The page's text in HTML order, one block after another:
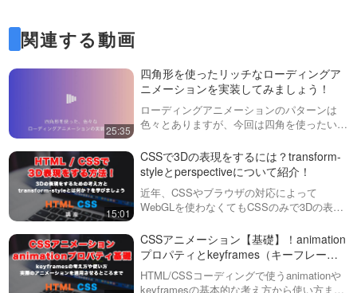
関連する動画
25:35
四角形を使ったリッチなローディングア
ニメーションを実装してみましょう！
ローディングアニメーションのパターンは
色々とありますが、今回は四角を使ったいく
ディア次第で色々な形にできますので、この
動画で基本的な考え方を学びましょう。
JS…
15:01
CSSで3Dの表現をするには？transform-
styleとperspectiveについて紹介！
近年、CSSやブラウザの対応によって
WebGLを使わなくてもCSSのみで3Dの表現
transformで3Dの指定を施したとしても、立
体的にはなりません。この動画では…
CSSアニメーション【基礎】！animation
プロパティとkeyframes（キーフレーム
ズ）の考え方と使い方について
HTML/CSSコーディングで使うanimationや
keyframesの基本的な考え方から使い方まで